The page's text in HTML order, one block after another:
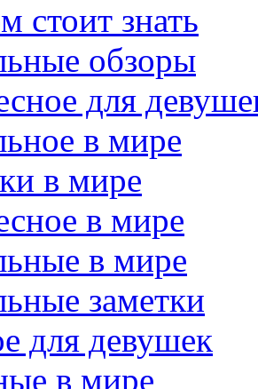
стоит знать
обзоры
для
в мире
в мире
в мире
в мире
заметки
для девушек
в мире